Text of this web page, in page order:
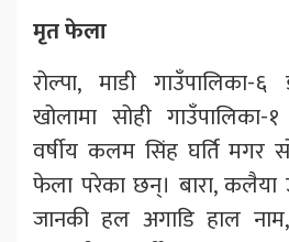
मृत फेला
रोल्पा, माडी गाउँपालिका-६
खोलामा सोही गाउँपालिका-
वर्षीय कलम सिंह घर्ति मगर
फेला परेका छन्। बारा, कलैया
जानकी हल अगाडि हाल